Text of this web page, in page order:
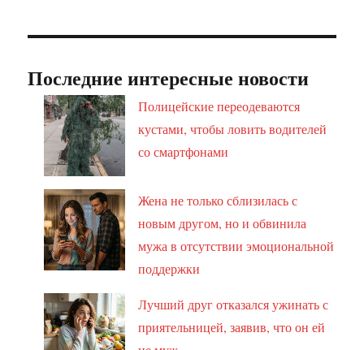
Последние интересные новости
Полицейские переодеваются
кустами, чтобы ловить водителей
со смартфонами
Жена не только сблизилась с
новым другом, но и обвинила
мужа в отсутствии эмоциональной
поддержки
Лучший друг отказался ужинать с
приятельницей, заявив, что он ей